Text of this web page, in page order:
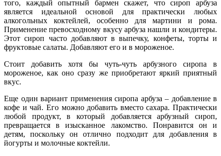
того, каждый опытный бармен скажет, что сироп арбуза
является идеальной основой для практически любых
алкогольных коктейлей, особенно для мартини и рома.
Применение превосходному вкусу арбуза нашли и кондитеры.
Этот сироп часто добавляют в выпечку, конфеты, торты и
фруктовые салаты. Добавляют его и в мороженое.
Стоит добавить хотя бы чуть-чуть арбузного сиропа в
мороженое, как оно сразу же приобретают яркий приятный
вкус.
Еще один вариант применения сиропа арбуза – добавление в
кофе и чай. Его можно добавить вместо сахара. Практически
любой продукт, в который добавляется арбузный сироп,
превращается в изысканное лакомство. Понравится он и
детям, поскольку он отлично подходит для добавления в
йогурты и молочные коктейли.